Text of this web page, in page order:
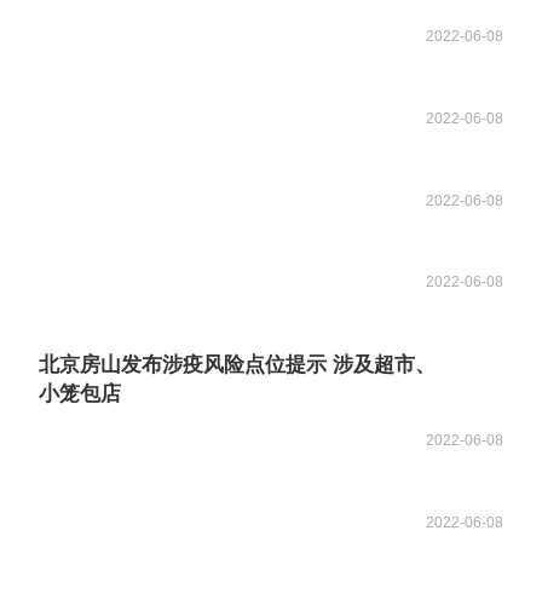
2022-06-08
2022-06-08
2022-06-08
2022-06-08
北京房山发布涉疫风险点位提示 涉及超市、
小笼包店
2022-06-08
2022-06-08